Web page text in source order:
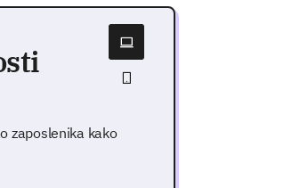
zaposlenika kako